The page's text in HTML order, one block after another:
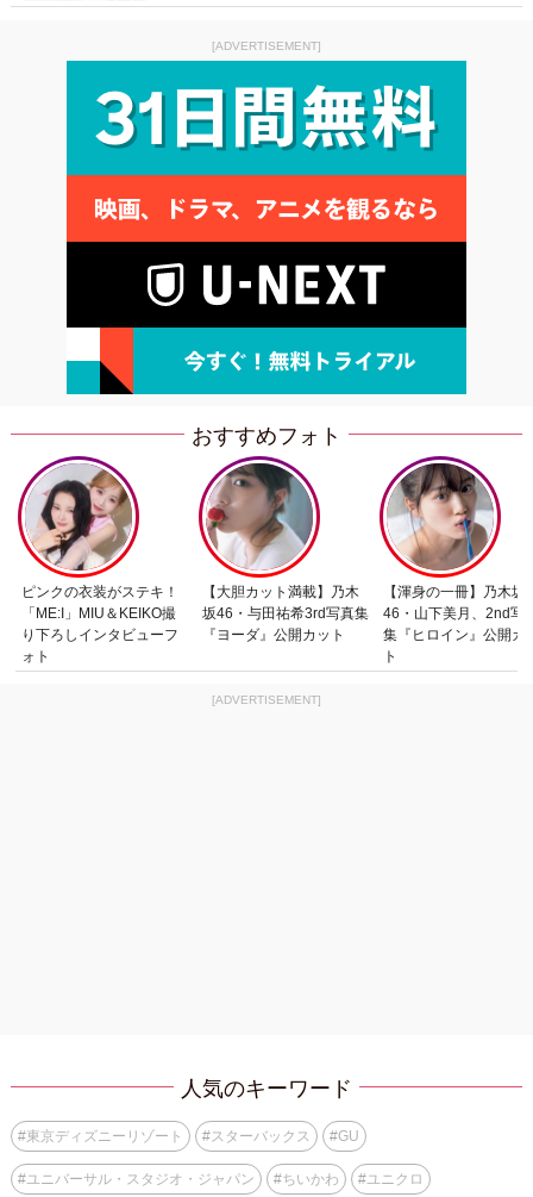
[ADVERTISEMENT]
おすすめフォト
ピンクの衣装がステキ！
「ME:I」MIU＆KEIKO撮
り下ろしインタビューフ
ォト
【大胆カット満載】乃木
坂46・与田祐希3rd写真集
『ヨーダ』公開カット
【渾身の一冊】乃木坂
46・山下美月、2nd写
集『ヒロイン』公開カ
ト
[ADVERTISEMENT]
人気のキーワード
#東京ディズニーリゾート #スターバックス #GU
#ユニバーサル・スタジオ・ジャパン #ちいかわ #ユニクロ